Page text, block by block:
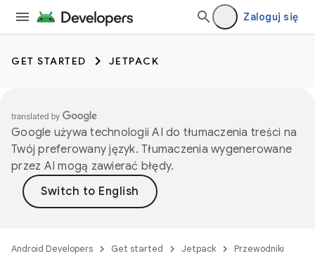
Zaloguj się
GET STARTED JETPACK
Google używa technologii AI do tłumaczenia treści na
Twój preferowany język. Tłumaczenia wygenerowane
przez AI mogą zawierać błędy.
Android Developers Get started Jetpack Przewodniki